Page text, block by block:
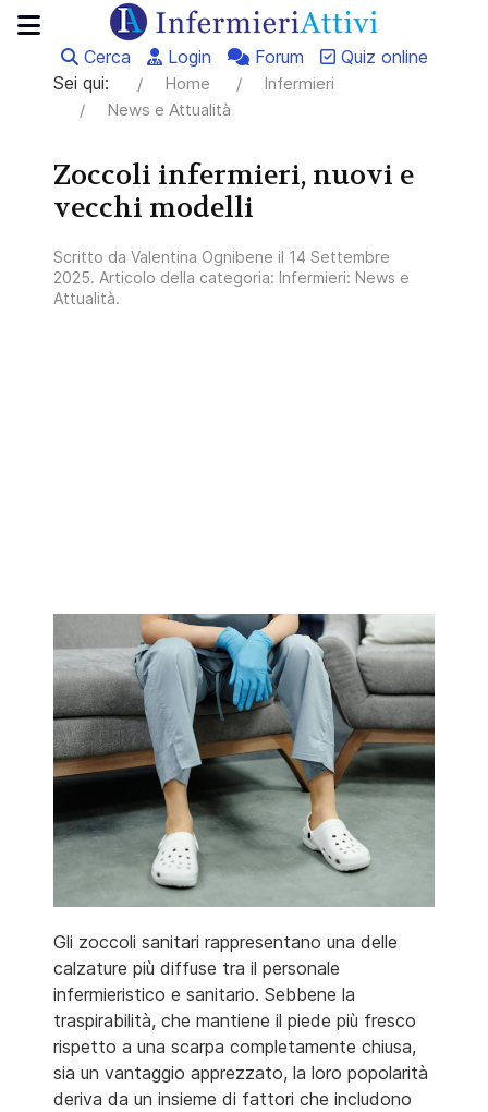
Cerca Login Forum
Quiz online
Sei qui:
Home
Infermieri
News e Attualità
Zoccoli infermieri, nuovi e
vecchi modelli
Scritto da Valentina Ognibene il 14 Settembre
2025. Articolo della categoria: Infermieri: News e
Attualità.
Gli zoccoli sanitari rappresentano una delle
calzature più diffuse tra il personale
infermieristico e sanitario. Sebbene la
traspirabilità, che mantiene il piede più fresco
rispetto a una scarpa completamente chiusa,
sia un vantaggio apprezzato, la loro popolarità
deriva da un insieme di fattori che includono